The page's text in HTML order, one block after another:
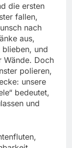
die ersten
fallen,
nach
aus,
und
Wände. Doch
polieren,
unsere
bedeutet,
und